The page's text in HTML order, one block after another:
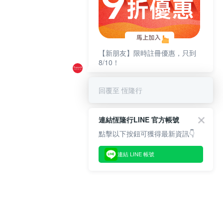
【新朋友】限時註冊優惠，只到
8/10！
回覆至 恆隆行
連結恆隆行LINE 官方帳號
點擊以下按鈕可獲得最新資訊👇
連結 LINE 帳號